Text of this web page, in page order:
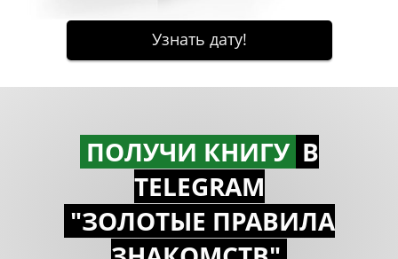
ПОЛУЧИ КНИГУ В
TELEGRAM
"ЗОЛОТЫЕ ПРАВИЛА